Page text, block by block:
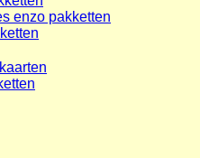
enzo pakketten